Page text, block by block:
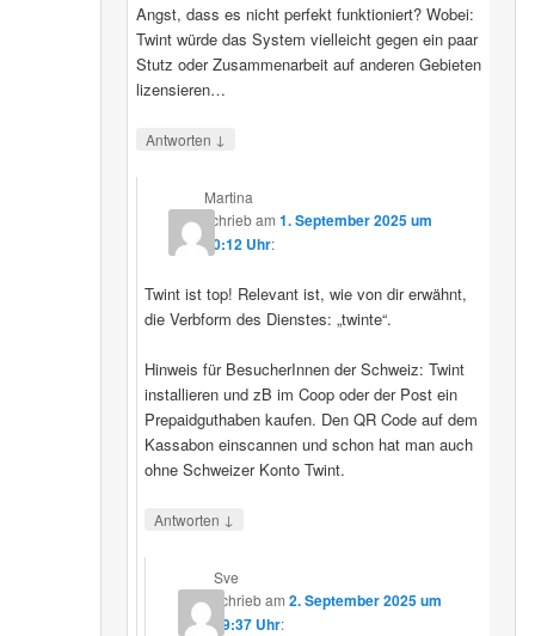
Angst, dass es nicht perfekt funktioniert? Wobei:
Twint würde das System vielleicht gegen ein paar
Stutz oder Zusammenarbeit auf anderen Gebieten
lizensieren…
Antworten ↓
Martina
schriebam1. September 2025 um
20:12 Uhr:
Twint ist top! Relevant ist, wie von dir erwähnt,
die Verbform des Dienstes: „twinte“.
Hinweis für BesucherInnen der Schweiz: Twint
installieren und zB im Coop oder der Post ein
Prepaidguthaben kaufen. Den QR Code auf dem
Kassabon einscannen und schon hat man auch
ohne Schweizer Konto Twint.
Antworten ↓
Sve
schriebam 2. September 2025 um
19:37 Uhr: